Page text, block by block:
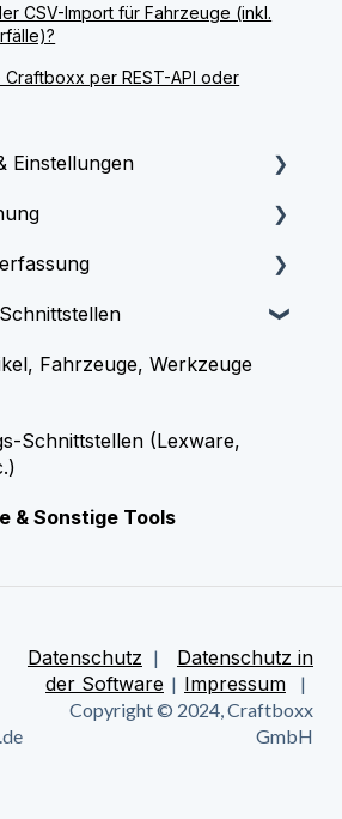
CSV-Import für Fahrzeuge (inkl.
per REST-API oder
Einstellungen
Start
& Technische Hilfe
erstellen
& Protokolle
verwalten
& Stempeln
Fahrzeuge, Werkzeuge
Schnittstellen (Lexware,
& Sonstige Tools
Datenschutz | Datenschutz in
der Software | Impressum |
Copyright © 2024, Craftboxx
GmbH